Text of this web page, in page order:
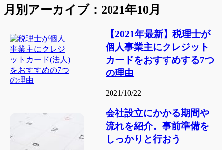
月別アーカイブ：2021年10月
【2021年最新】税理士が
個人事業主にクレジット
カードをおすすめする7つ
の理由
2021/10/22
会社設立にかかる期間や
流れを紹介。事前準備を
しっかりと行おう